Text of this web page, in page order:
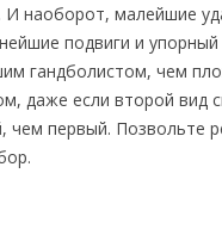
И наоборот, малейшие
подвиги и
гандболистом, чем
даже если второй вид
чем первый. Позвольте